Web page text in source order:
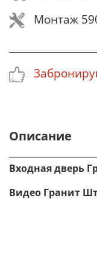
Монтаж
Описание
Входная дверь
Видео Гранит